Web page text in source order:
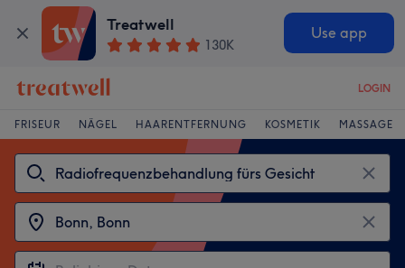
Treatwell
130K
Use app
LOGIN
FRISEUR NÄGEL HAARENTFERNUNG KOSMETIK MASSAGE